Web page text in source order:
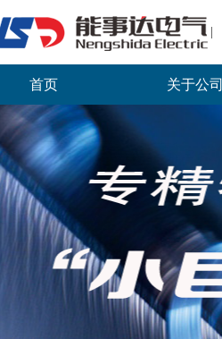
首页 关于公司